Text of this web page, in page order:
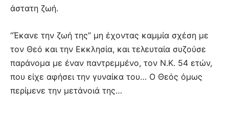
άστατη ζωή.
“Έκανε την ζωή της” μη έχοντας καμμία σχέση με
τον Θεό και την Εκκλησία, και τελευταία συζούσε
παράνομα με έναν παντρεμμένο, τον Ν.Κ. 54 ετών,
που είχε αφήσει την γυναίκα του… Ο Θεός όμως
περίμενε την μετάνοιά της…